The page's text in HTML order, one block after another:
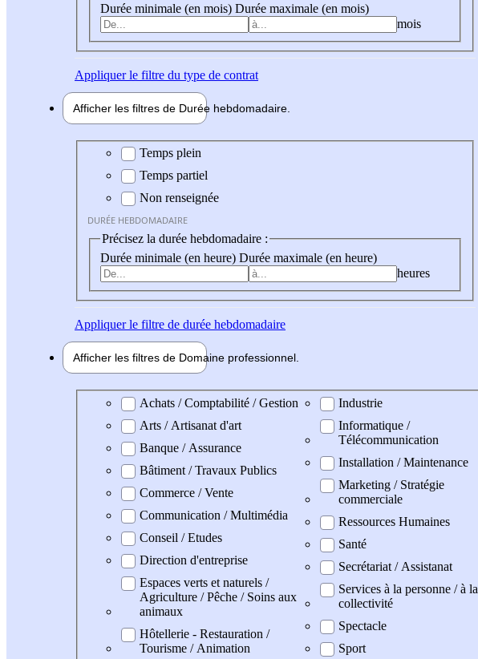
Durée minimale (en mois) Durée maximale (en mois)
mois
Appliquerle filtre du type de contrat
Afficher les filtres de Durée hebdomadaire
Durée hebdomadaire
Temps plein
Temps partiel
Non renseignée
DURÉE HEBDOMADAIRE
Précisez la durée hebdomadaire :
Durée minimale (en heure) Durée maximale (en heure)
heures
Appliquerle filtre de durée hebdomadaire
Afficher les filtres de Domaine professionnel
Domaine professionel
Achats / Comptabilité / Gestion
Arts / Artisanat d'art
Banque / Assurance
Bâtiment / Travaux Publics
Commerce / Vente
Communication / Multimédia
Conseil / Etudes
Direction d'entreprise
Espaces verts et naturels /
Agriculture / Pêche / Soins aux
animaux
Hôtellerie - Restauration /
Tourisme / Animation
Industrie
Informatique /
Télécommunication
Installation / Maintenance
Marketing / Stratégie
commerciale
Ressources Humaines
Santé
Secrétariat / Assistanat
Services à la personne / à la
collectivité
Spectacle
Sport